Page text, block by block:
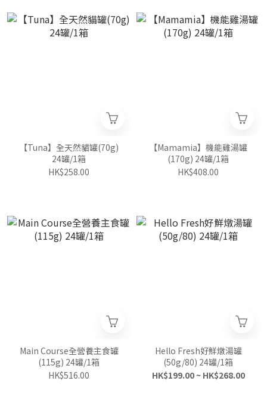
【Tuna】全天然貓罐(70g)
24罐/1箱
HK$258.00
【Mamamia】機能雞湯罐
(170g) 24罐/1箱
HK$408.00
Main Course全營養主食罐
(115g) 24罐/1箱
HK$516.00
Hello Fresh好鮮燉湯罐
(50g/80) 24罐/1箱
HK$199.00 ~ HK$268.00